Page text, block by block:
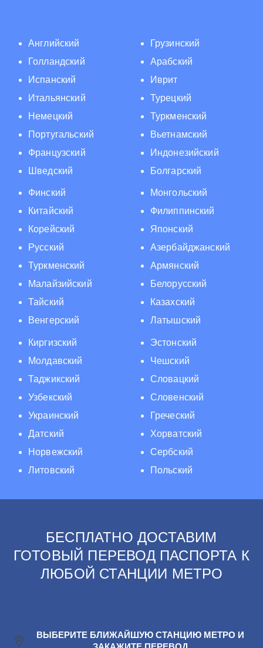
Английский
Голландский
Испанский
Итальянский
Немецкий
Португальский
Французский
Шведский
Грузинский
Арабский
Иврит
Турецкий
Туркменский
Вьетнамский
Индонезийский
Болгарский
Финский
Китайский
Корейский
Русский
Туркменский
Малайзийский
Тайский
Венгерский
Монгольский
Филиппинский
Японский
Азербайджанский
Армянский
Белорусский
Казахский
Латышский
Киргизский
Молдавский
Таджикский
Узбекский
Украинский
Датский
Норвежский
Литовский
Эстонский
Чешский
Словацкий
Словенский
Греческий
Хорватский
Сербский
Польский
БЕСПЛАТНО ДОСТАВИМ
ГОТОВЫЙ ПЕРЕВОД ПАСПОРТА К
ЛЮБОЙ СТАНЦИИ МЕТРО
ВЫБЕРИТЕ БЛИЖАЙШУЮ СТАНЦИЮ МЕТРО И